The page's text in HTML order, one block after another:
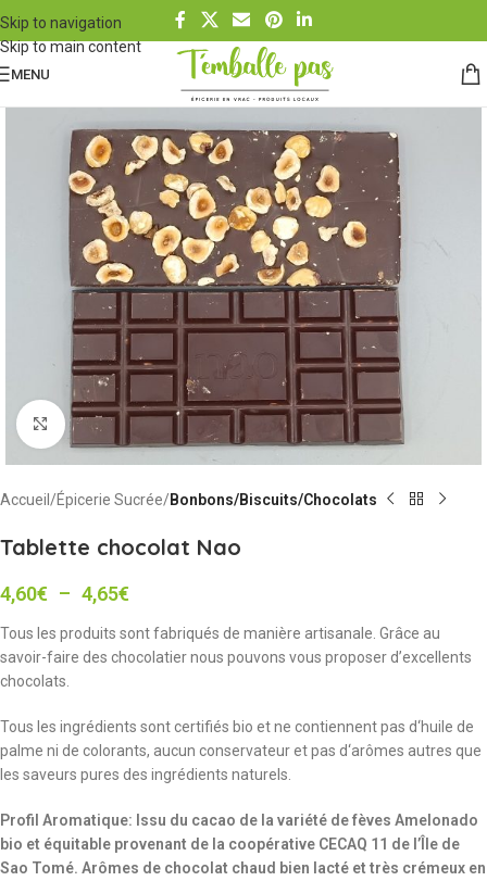
Skip to navigation
Skip to main content
MENU
Cliquez pour agrandir
Accueil Épicerie Sucrée Bonbons/Biscuits/Chocolats
Tablette chocolat Nao
4,60€ – 4,65€
Tous les produits sont fabriqués de manière artisanale. Grâce au
savoir-faire des chocolatier nous pouvons vous proposer d’excellents
chocolats.
Tous les ingrédients sont certifiés bio et ne contiennent pas d‘huile de
palme ni de colorants, aucun conservateur et pas d‘arômes autres que
les saveurs pures des ingrédients naturels.
Profil Aromatique: Issu du cacao de la variété de fèves Amelonado
bio et équitable provenant de la coopérative CECAQ 11 de l’Île de
Sao Tomé. Arômes de chocolat chaud bien lacté et très crémeux en